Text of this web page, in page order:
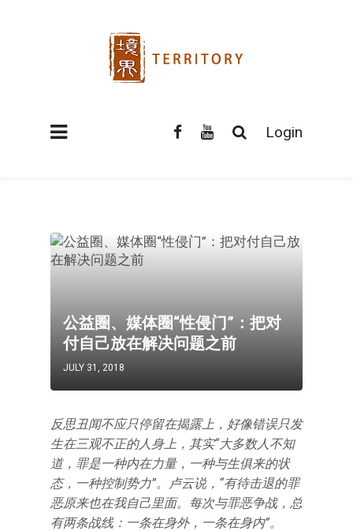
Login
公益圈、媒体圈“性侵门”：把对
付自己放在解决问题之前
JULY 31, 2018
反思丑闻不应只停留在揭露上，好像错误只发
生在三观不正的人身上，其实“大多数人不知
道，罪是一种内在力量，一种与生俱来的状
态，一种控制势力”。卢云说，“有待击退的罪
恶原来也在我自己里面。每次与罪恶争战，总
有两条战线：一条在身外，一条在身内”。